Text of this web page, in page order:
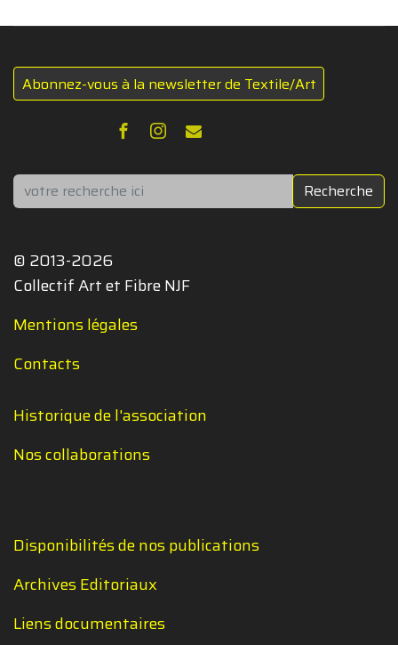
Abonnez-vous à la newsletter de Textile/Art
Rechercher Recherche
© 2013-2026
Collectif Art et Fibre NJF
Mentions légales
Contacts
Historique de l'association
Nos collaborations
Disponibilités de nos publications
Archives Editoriaux
Liens documentaires